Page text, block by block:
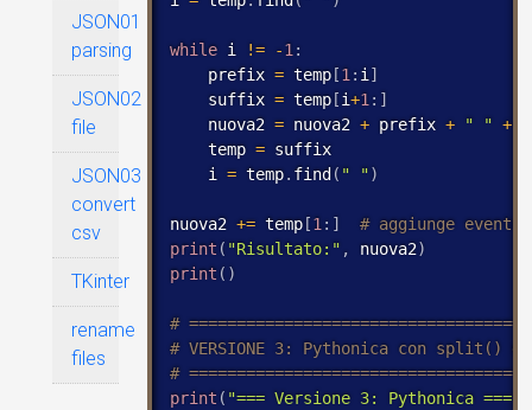
JSON01
parsing
JSON02
file
JSON03
convert
csv
TKinter
rename
files
while i != -1 :
    prefix
= temp[1 : i ]
    suffix
= temp[i+1 : ]
    nuova2
= nuova2 + prefix + " " +
    temp
= suffix
    i
= temp. find ( " ")
nuova2 += temp[1 : ]
print ( "Risultato:" , nuova2)
print ( )
print ( "=== Versione 3: Pythonica ==="